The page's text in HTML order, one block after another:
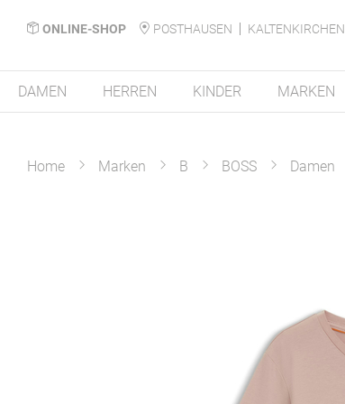
ONLINE-SHOP POSTHAUSEN
KALTENKIRCHEN
DAMEN HERREN KINDER MARKEN
Home Marken B BOSS Damen